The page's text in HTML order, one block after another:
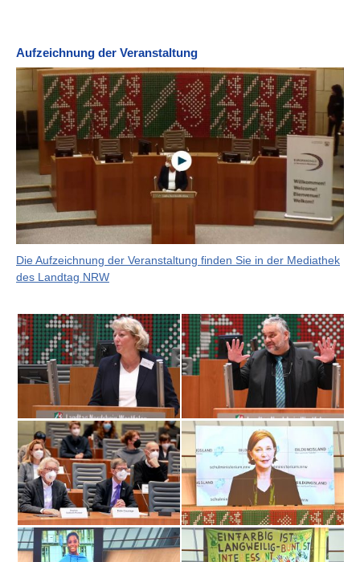
Aufzeichnung der Veranstaltung
Die Aufzeichnung der Veranstaltung finden Sie in der Mediathek
des Landtag NRW